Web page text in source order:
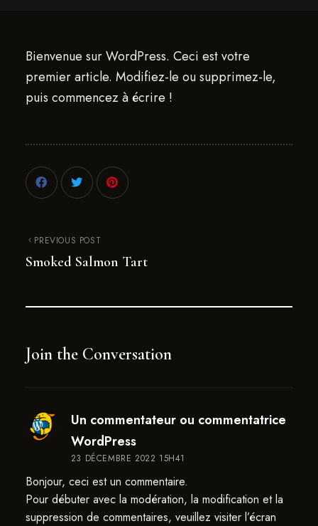
Bienvenue sur WordPress. Ceci est votre
premier article. Modifiez-le ou supprimez-le,
puis commencez à écrire !
PREVIOUS POST
Smoked Salmon Tart
Join the Conversation
Un commentateur ou commentatrice
WordPresssays:
23 DÉCEMBRE 2022 15H41
Bonjour, ceci est un commentaire.
Pour débuter avec la modération, la modification et la
suppression de commentaires, veuillez visiter l’écran